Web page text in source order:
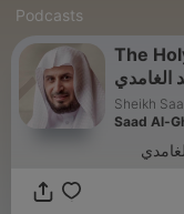
Podcasts
The
الغامدي
Sheikh